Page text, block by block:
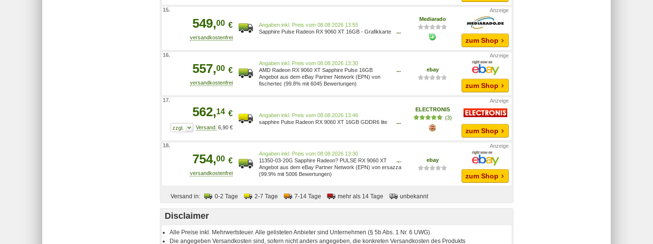
15.
549,00 €
Preis vom 08.08.2026 13:55
Sapphire Pulse Radeon RX 9060 XT 16GB - Grafikkarte
...
Mediarado
zum Shop
16.
557,00 €
Preis vom 08.08.2026 13:30
AMD Radeon RX 9060 XT Sapphire Pulse 16GB
GDDR6 Grafikkarte 11350-03-20G
...
Angebot aus dem eBay Partner Network (EPN) von
fischertec (99.8% mit 6045 Bewertungen)
ebay
zum Shop
17.
562,14 €
6,90 €
Preis vom 08.08.2026 13:46
sapphire Pulse Radeon RX 9060 XT 16GB GDDR6 lite
...
ELECTRONIS
(3)
zum Shop
18.
754,00 €
Preis vom 08.08.2026 13:30
11350-03-20G Sapphire Radeon? PULSE RX 9060 XT
16GB Grafikkarte DP/HDMI ~D~
...
Angebot aus dem eBay Partner Network (EPN) von ersazza
(99.9% mit 5006 Bewertungen)
ebay
zum Shop
Versand in: 0-2 Tage 2-7 Tage 7-14 Tage mehr als 14 Tage unbekannt
Disclaimer